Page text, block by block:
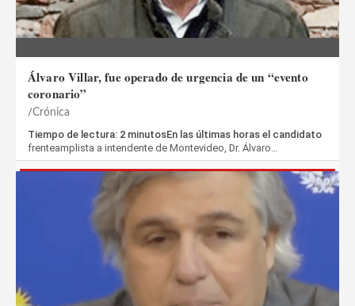
Álvaro Villar, fue operado de urgencia de un “evento
coronario”
Crónica
Tiempo de lectura: 2 minutosEn las últimas horas el candidato
frenteamplista a intendente de Montevideo, Dr. Álvaro…